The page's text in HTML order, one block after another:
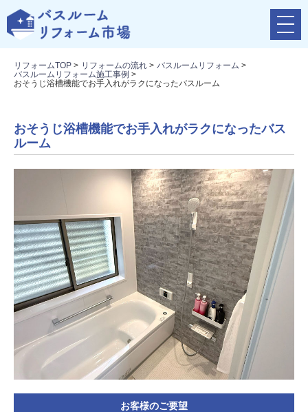
メ
ニ
リフォームTOP > リフォームの流れ > バスルームリフォーム >
バスルームリフォーム施工事例 >
おそうじ浴槽機能でお手入れがラクになったバスルーム
おそうじ浴槽機能でお手入れがラクになったバス
ルーム
お客様のご要望